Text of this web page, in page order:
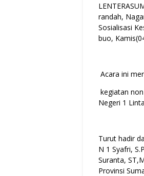
randah,
Sosialisasi
buo,
Acara ini
kegiatan
Negeri 1
Turut hadir
N 1 Syafri,
Suranta,
Provinsi